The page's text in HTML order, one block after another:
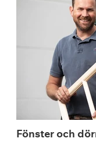
Fönster och